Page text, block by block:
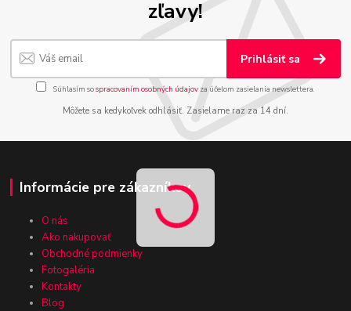
zľavy!
Prihlásiť sa
Súhlasím sospracovaním osobných údajov za účelom zasielania newslettera.
Môžete sa kedykoľvek odhlásiť. Zasielame raz za 14 dní.
Informácie pre zákazníkov
O nás
Ako nakupovať
Obchodné podmienky
Fotogaléria
Kontakty
Blog